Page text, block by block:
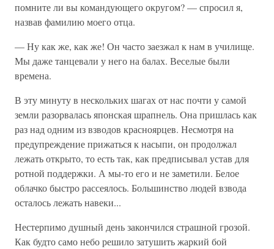
помните ли вы командующего округом? — спросил я,
назвав фамилию моего отца.
— Ну как же, как же! Он часто заезжал к нам в училище.
Мы даже танцевали у него на балах. Веселые были
времена.
В эту минуту в нескольких шагах от нас почти у самой
земли разорвалась японская шрапнель. Она пришлась как
раз над одним из взводов красноярцев. Несмотря на
предупреждение прижаться к насыпи, он продолжал
лежать открыто, то есть так, как предписывал устав для
ротной поддержки. А мы-то его и не заметили. Белое
облачко быстро рассеялось. Большинство людей взвода
осталось лежать навеки...
Нестерпимо душный день закончился страшной грозой.
Как будто само небо решило затушить жаркий бой